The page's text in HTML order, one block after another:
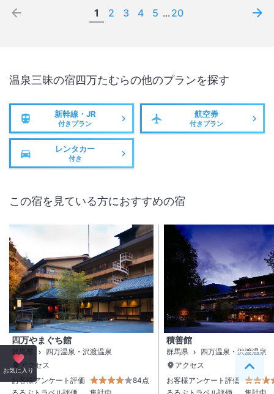
1 2 3 4 5 ... 20
温泉三昧の宿四万たむらの他のプランを探す
新幹線・JR
付きプラン
航空券
付きプラン
レンタカー
付き
この宿を見ている方におすすめの宿
四万やまぐち館
群馬県
四万温泉・沢渡温泉
アクセス
お客様アンケート評価
84点
積善館
群馬県
四万温泉・沢渡温泉
アクセス
お客様アンケート評価
お気に入り ペー